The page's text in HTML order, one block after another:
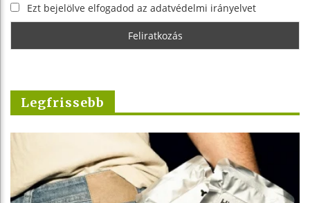
Ezt bejelölve elfogadod az adatvédelmi irányelvet
Legfrissebb